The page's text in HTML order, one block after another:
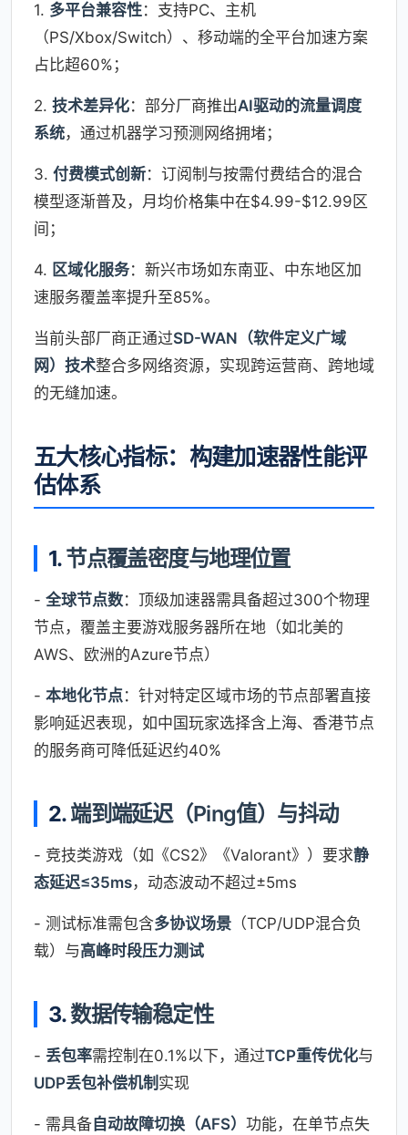
1. 多平台兼容性：支持PC、主机
（PS/Xbox/Switch）、移动端的全平台加速方案
占比超60%；
2. 技术差异化：部分厂商推出AI驱动的流量调度
系统，通过机器学习预测网络拥堵；
3. 付费模式创新：订阅制与按需付费结合的混合
模型逐渐普及，月均价格集中在$4.99-$12.99区
间；
4. 区域化服务：新兴市场如东南亚、中东地区加
速服务覆盖率提升至85%。
当前头部厂商正通过SD-WAN（软件定义广域
网）技术整合多网络资源，实现跨运营商、跨地域
的无缝加速。
五大核心指标：构建加速器性能评
估体系
1.节点覆盖密度与地理位置
- 全球节点数：顶级加速器需具备超过300个物理
节点，覆盖主要游戏服务器所在地（如北美的
AWS、欧洲的Azure节点）
- 本地化节点：针对特定区域市场的节点部署直接
影响延迟表现，如中国玩家选择含上海、香港节点
的服务商可降低延迟约40%
2.端到端延迟（Ping值）与抖动
- 竞技类游戏（如《CS2》《Valorant》）要求静
态延迟≤35ms，动态波动不超过±5ms
- 测试标准需包含多协议场景 （TCP/UDP混合负
载）与高峰时段压力测试
3.数据传输稳定性
- 丢包率需控制在0.1%以下，通过TCP重传优化与
UDP丢包补偿机制 实现
- 需具备 自动故障切换（AFS） 功能，在单节点失